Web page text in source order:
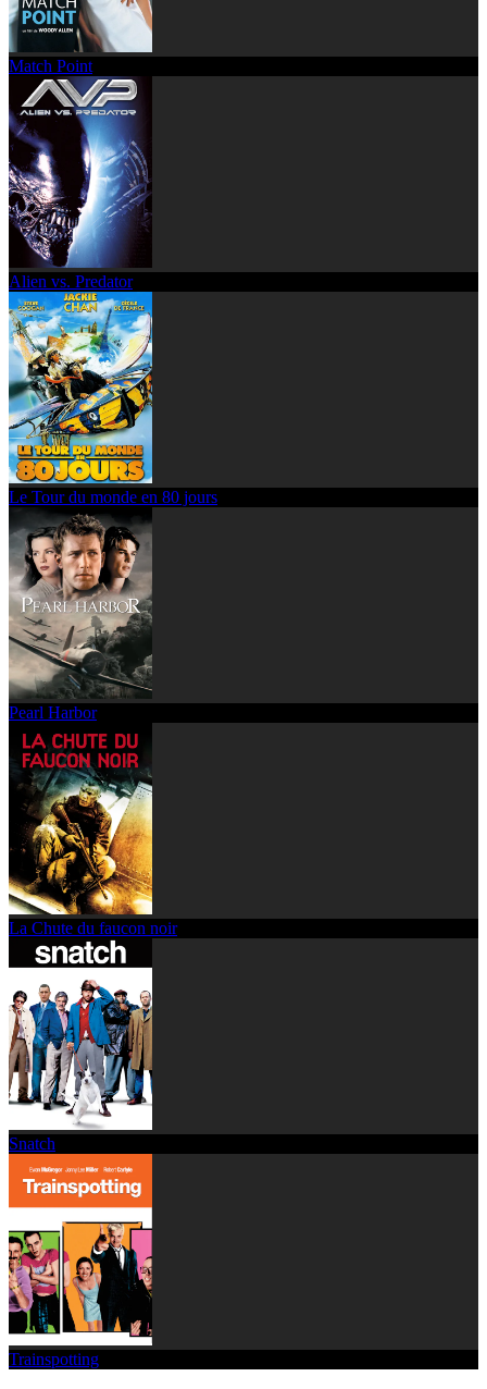
Match Point
Alien vs. Predator
Le Tour du monde en 80 jours
Pearl Harbor
La Chute du faucon noir
Snatch
Trainspotting